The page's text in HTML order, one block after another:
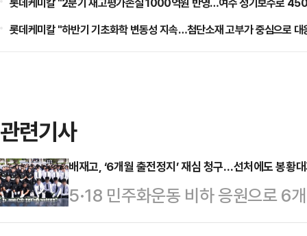
롯데케미칼 "하반기 기초화학 변동성 지속…첨단소재 고부가 중심으로 대
관련기사
배재고, ‘6개월 출전정지’ 재심 청구…선처에도 봉황
5·18 민주화운동 비하 응원으로 6
을 청구하기로 최종 결정한 가운데